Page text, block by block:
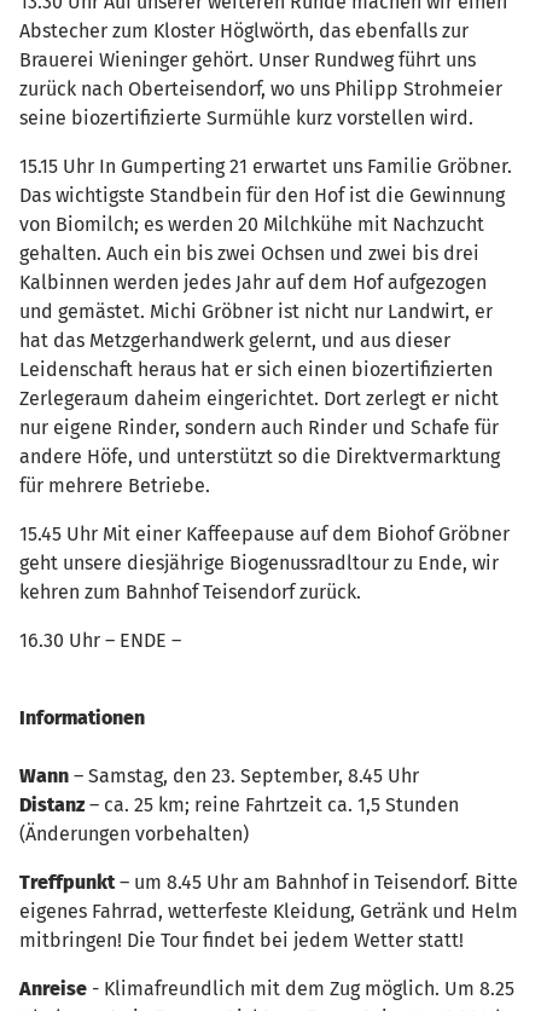
Abstecher zum Kloster Höglwörth, das ebenfalls zur
Brauerei Wieninger gehört. Unser Rundweg führt uns
zurück nach Oberteisendorf, wo uns Philipp Strohmeier
seine biozertifizierte Surmühle kurz vorstellen wird.
15.15 Uhr In Gumperting 21 erwartet uns Familie Gröbner.
Das wichtigste Standbein für den Hof ist die Gewinnung
von Biomilch; es werden 20 Milchkühe mit Nachzucht
gehalten. Auch ein bis zwei Ochsen und zwei bis drei
Kalbinnen werden jedes Jahr auf dem Hof aufgezogen
und gemästet. Michi Gröbner ist nicht nur Landwirt, er
hat das Metzgerhandwerk gelernt, und aus dieser
Leidenschaft heraus hat er sich einen biozertifizierten
Zerlegeraum daheim eingerichtet. Dort zerlegt er nicht
nur eigene Rinder, sondern auch Rinder und Schafe für
andere Höfe, und unterstützt so die Direktvermarktung
für mehrere Betriebe.
15.45 Uhr Mit einer Kaffeepause auf dem Biohof Gröbner
geht unsere diesjährige Biogenussradltour zu Ende, wir
kehren zum Bahnhof Teisendorf zurück.
16.30 Uhr – ENDE –
Informationen
Wann – Samstag, den 23. September, 8.45 Uhr
Distanz– ca. 25 km; reine Fahrtzeit ca. 1,5 Stunden
(Änderungen vorbehalten)
Treffpunkt– um 8.45 Uhr am Bahnhof in Teisendorf. Bitte
eigenes Fahrrad, wetterfeste Kleidung, Getränk und Helm
mitbringen! Die Tour findet bei jedem Wetter statt!
Anreise - Klimafreundlich mit dem Zug möglich. Um 8.25